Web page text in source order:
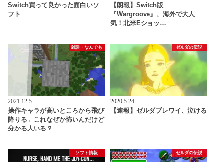
Switch買って良かった面白いソ
フト
【朗報】Switch版
『Wargroove』、海外で大人
気！北米Eショッ…
雑談・なんでも
2021.12.5
操作キャラが高いところから飛び
降りる←これなぜか怖いんだけど
分かる人いる？
ゼルダの伝説
2020.5.24
【速報】ゼルダブレワイ、泣ける
ソフト情報 ゼルダの伝説